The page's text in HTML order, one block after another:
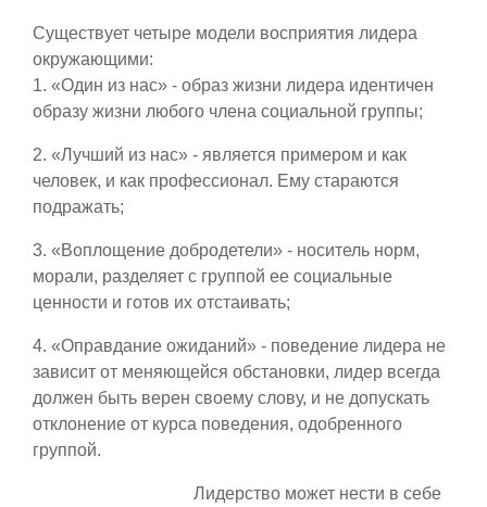
Существует четыре модели восприятия лидера
окружающими:
1. «Один из нас» - образ жизни лидера идентичен
образу жизни любого члена социальной группы;
2. «Лучший из нас» - является примером и как
человек, и как профессионал. Ему стараются
подражать;
3. «Воплощение добродетели» - носитель норм,
морали, разделяет с группой ее социальные
ценности и готов их отстаивать;
4. «Оправдание ожиданий» - поведение лидера не
зависит от меняющейся обстановки, лидер всегда
должен быть верен своему слову, и не допускать
отклонение от курса поведения, одобренного
группой.
Лидерство может нести в себе